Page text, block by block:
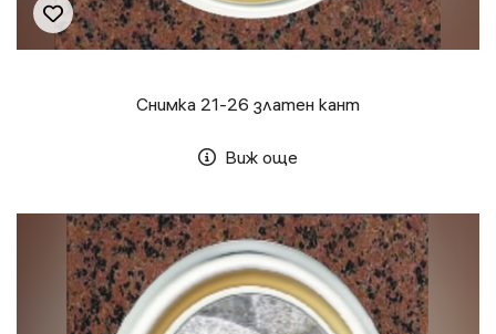
Снимка 21-26 златен кант
Виж още